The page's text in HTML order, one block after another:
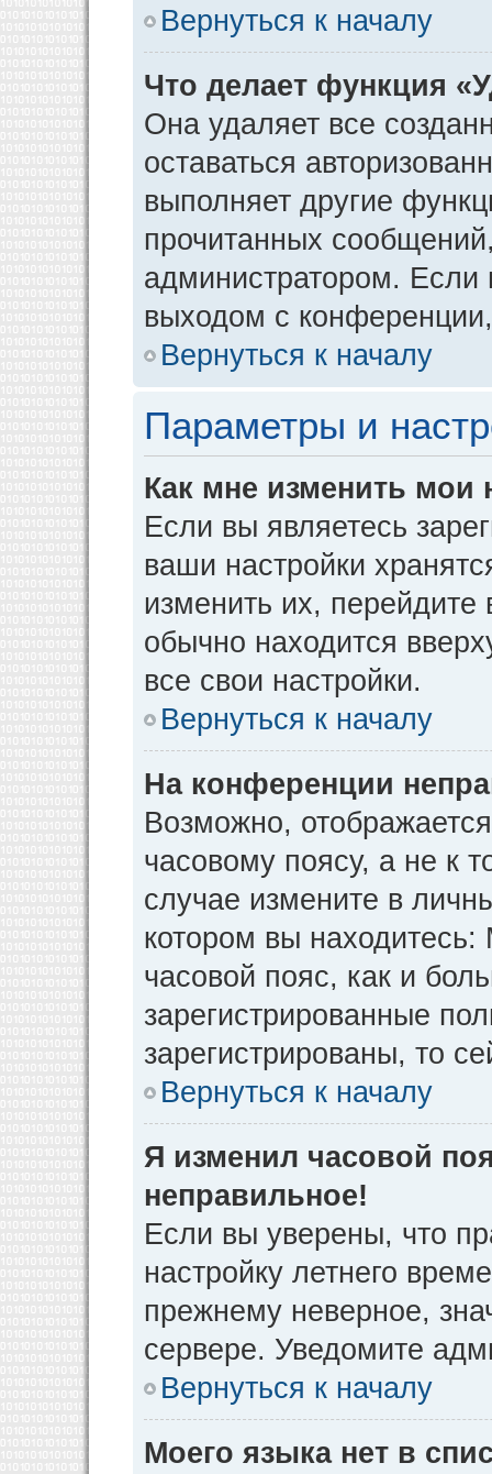
Вернуться к началу
Что делает функция
Она удаляет все
оставаться
выполняет другие
прочитанных
администратором. Если
выходом с
Вернуться к началу
Параметры и
Как мне изменить мои
Если вы являетесь
ваши настройки
изменить их, перейдите
обычно находится
все свои настройки.
Вернуться к началу
На конференции
Возможно,
часовому поясу, а не к
случае измените в
котором вы находитесь:
часовой пояс, как и
зарегистрированные
зарегистрированы, то
Вернуться к началу
Я изменил часовой
неправильное!
Если вы уверены, что
настройку летнего
прежнему неверное,
сервере. Уведомите
Вернуться к началу
Моего языка нет в